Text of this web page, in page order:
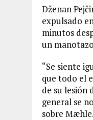
Dženan
expulsado
minutos
un
“Se siente
que todo el
de su lesión
general se
sobre Mæhle.